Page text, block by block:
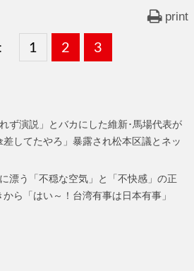
print
固
ー
1 ,
固
ー
2 ,
固
ー
3
ず演説」とバカにした維新･馬場代表が
してたやろ」暴露され松本区議とネッ
漂う「不穏な空気」と「不快感」の正
ら「はい～！台湾有事は日本有事」